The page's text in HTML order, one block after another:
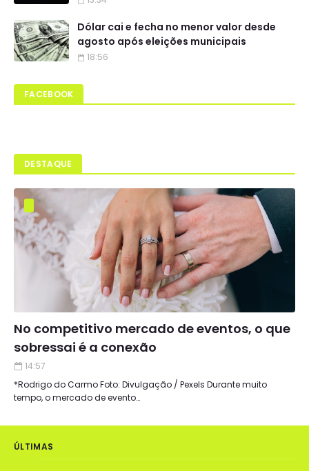
Dólar cai e fecha no menor valor desde
agosto após eleições municipais
18:56
FACEBOOK
DESTAQUE
No competitivo mercado de eventos, o que
sobressai é a conexão
14:57
*Rodrigo do Carmo Foto: Divulgação / Pexels Durante muito
tempo, o mercado de evento…
ÚLTIMAS